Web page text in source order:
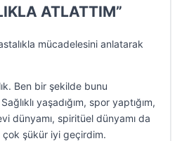
ATLATTIM”
mücadelesini anlatarak
Ben bir şekilde bunu
yaşadığım, spor yaptığım,
dünyamı, spiritüel dünyamı da
şükür iyi geçirdim.